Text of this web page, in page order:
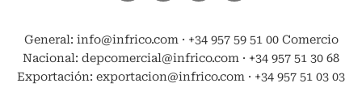
General: info@infrico.com · +34 957 59 51 00 Comercio
Nacional: depcomercial@infrico.com · +34 957 51 30 68
Exportación: exportacion@infrico.com · +34 957 51 03 03